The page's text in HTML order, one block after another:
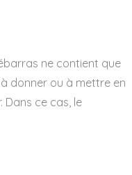
ne contient que
donner ou à mettre en
Dans ce cas, le